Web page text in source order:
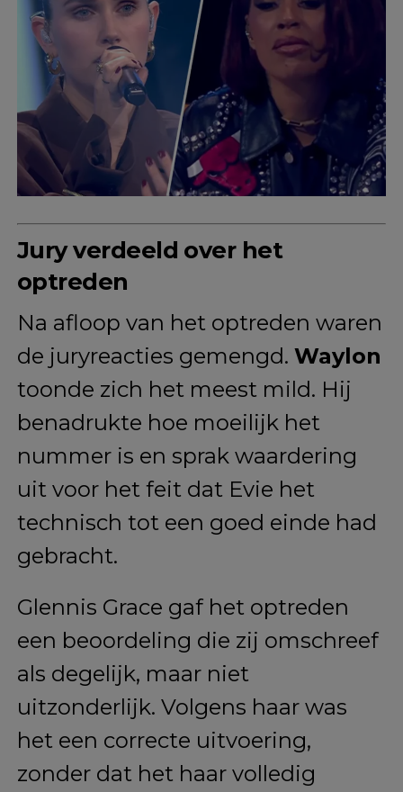
Jury verdeeld over het
optreden
Na afloop van het optreden waren
de juryreacties gemengd. Waylon
toonde zich het meest mild. Hij
benadrukte hoe moeilijk het
nummer is en sprak waardering
uit voor het feit dat Evie het
technisch tot een goed einde had
gebracht.
Glennis Grace gaf het optreden
een beoordeling die zij omschreef
als degelijk, maar niet
uitzonderlijk. Volgens haar was
het een correcte uitvoering,
zonder dat het haar volledig